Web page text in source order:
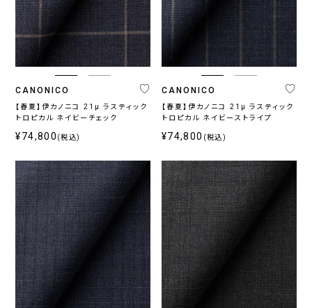
ビ
ー・
ブ
ル
ー
ー
系
ウ
ン・
ベ
ー
ジ
系
ッ
ク
イ
ト
他
無
地
柄
無
地
ス
ト
ラ
イ
プ
チ
ェ
ッ
ク
小
紋,
ペ
イ
ズ
リ
ー
そ
の
他
CANONICO
【春夏】伊カノニコ 21μ ラスティック
トロピカル ネイビーチェック
¥74,800 (税込)
CANONICO
【春夏】伊カノニコ 21μ ラスティック
トロピカル ネイビーストライプ
¥74,800 (税込)